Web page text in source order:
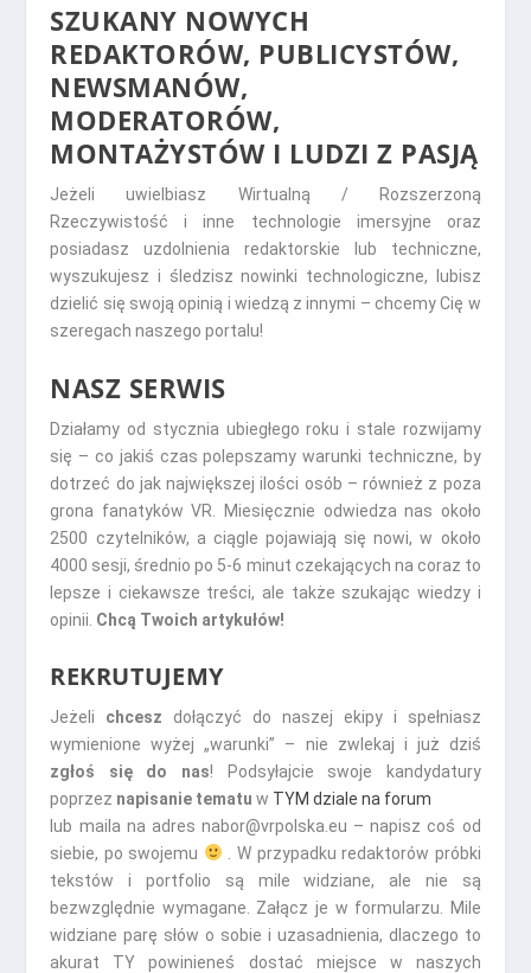
SZUKANY NOWYCH
REDAKTORÓW, PUBLICYSTÓW,
NEWSMANÓW,
MODERATORÓW,
MONTAŻYSTÓW I LUDZI Z PASJĄ
Jeżeli uwielbiasz Wirtualną / Rozszerzoną
Rzeczywistość i inne technologie imersyjne oraz
posiadasz uzdolnienia redaktorskie lub techniczne,
wyszukujesz i śledzisz nowinki technologiczne, lubisz
dzielić się swoją opinią i wiedzą z innymi – chcemy Cię w
szeregach naszego portalu!
NASZ SERWIS
Działamy od stycznia ubiegłego roku i stale rozwijamy
się – co jakiś czas polepszamy warunki techniczne, by
dotrzeć do jak największej ilości osób – również z poza
grona fanatyków VR. Miesięcznie odwiedza nas około
2500 czytelników, a ciągle pojawiają się nowi, w około
4000 sesji, średnio po 5-6 minut czekających na coraz to
lepsze i ciekawsze treści, ale także szukając wiedzy i
opinii. Chcą Twoich artykułów!
REKRUTUJEMY
Jeżeli chcesz dołączyć do naszej ekipy i spełniasz
wymienione wyżej „warunki” – nie zwlekaj i już dziś
zgłoś się do nas! Podsyłajcie swoje kandydatury
poprzez napisanie tematuw TYM dziale na forum
lub maila na adres nabor@vrpolska.eu – napisz coś od
siebie, po swojemu
. W przypadku redaktorów próbki
tekstów i portfolio są mile widziane, ale nie są
bezwzględnie wymagane. Załącz je w formularzu. Mile
widziane parę słów o sobie i uzasadnienia, dlaczego to
akurat TY powinieneś dostać miejsce w naszych